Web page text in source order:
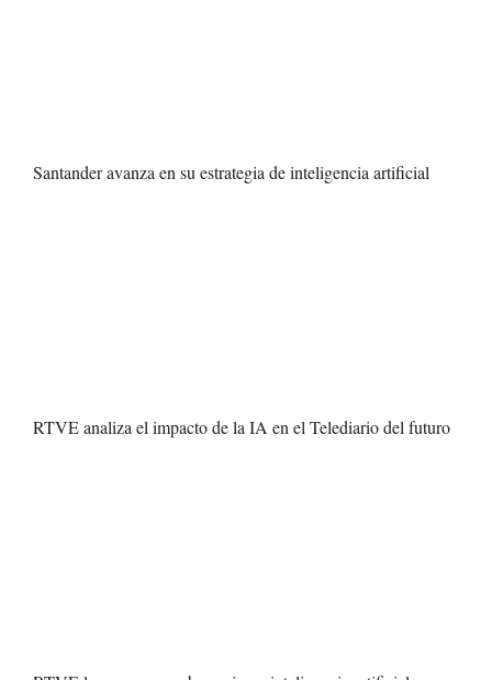
Santander avanza en su estrategia de inteligencia artificial
RTVE analiza el impacto de la IA en el Telediario del futuro